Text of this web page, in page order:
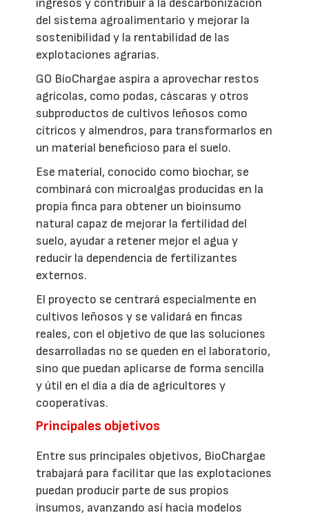
ingresos y contribuir a la descarbonización
del sistema agroalimentario y mejorar la
sostenibilidad y la rentabilidad de las
explotaciones agrarias.
GO BioChargae aspira a aprovechar restos
agrícolas, como podas, cáscaras y otros
subproductos de cultivos leñosos como
cítricos y almendros, para transformarlos en
un material beneficioso para el suelo.
Ese material, conocido como biochar, se
combinará con microalgas producidas en la
propia finca para obtener un bioinsumo
natural capaz de mejorar la fertilidad del
suelo, ayudar a retener mejor el agua y
reducir la dependencia de fertilizantes
externos.
El proyecto se centrará especialmente en
cultivos leñosos y se validará en fincas
reales, con el objetivo de que las soluciones
desarrolladas no se queden en el laboratorio,
sino que puedan aplicarse de forma sencilla
y útil en el día a día de agricultores y
cooperativas.
Principales objetivos
Entre sus principales objetivos, BioChargae
trabajará para facilitar que las explotaciones
puedan producir parte de sus propios
insumos, avanzando así hacia modelos